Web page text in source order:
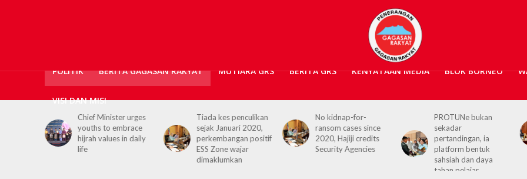
POLITIK BERITA GAGASAN RAKYAT MUTIARA GRS BERITA GRS KENYATAAN MEDIA BLOK BORNEO
VISI DAN MISI
Tiada kes penculikan
sejak Januari 2020,
perkembangan positif
ESS Zone wajar
No kidnap-for-
ransom cases since
2020, Hajiji credits
Security Agencies
PROTUNe bukan
sekadar
pertandingan, ia
platform bentuk
Hajiji receives UK High
Commissioner,
reaffirms enduring
Sabah–UK ties